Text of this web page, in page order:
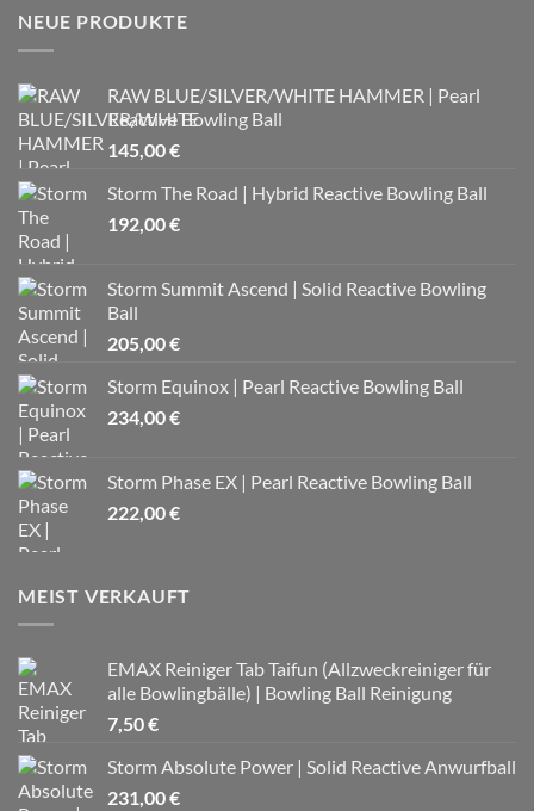
NEUE PRODUKTE
RAW BLUE/SILVER/WHITE HAMMER | Pearl
Reactive Bowling Ball
145,00€
Storm The Road | Hybrid Reactive Bowling Ball
192,00€
Storm Summit Ascend | Solid Reactive Bowling
Ball
205,00€
Storm Equinox | Pearl Reactive Bowling Ball
234,00€
Storm Phase EX | Pearl Reactive Bowling Ball
222,00€
MEIST VERKAUFT
EMAX Reiniger Tab Taifun (Allzweckreiniger für
alle Bowlingbälle) | Bowling Ball Reinigung
7,50€
Storm Absolute Power | Solid Reactive Anwurfball
231,00€